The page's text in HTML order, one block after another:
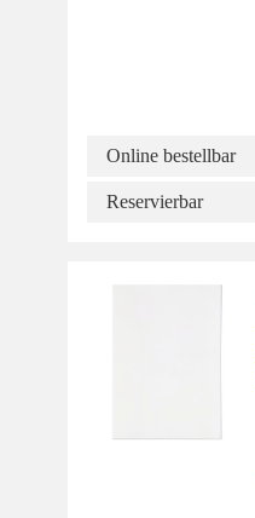
Online bestellbar
Reservierbar